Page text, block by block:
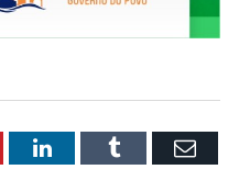
LinkedInTumblr Email